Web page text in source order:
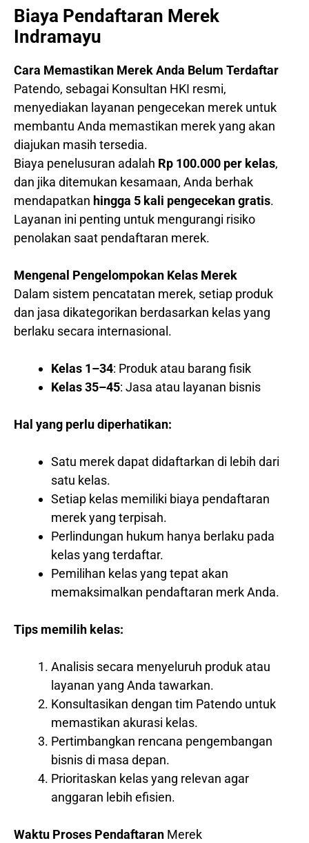
Biaya Pendaftaran Merek
Indramayu
Cara Memastikan Merek Anda Belum Terdaftar
Patendo, sebagai Konsultan HKI resmi,
menyediakan layanan pengecekan merek untuk
membantu Anda memastikan merek yang akan
diajukan masih tersedia.
Biaya penelusuran adalah Rp 100.000 per kelas,
dan jika ditemukan kesamaan, Anda berhak
mendapatkan hingga 5 kali pengecekan gratis.
Layanan ini penting untuk mengurangi risiko
penolakan saat pendaftaran merek.
Mengenal Pengelompokan Kelas Merek
Dalam sistem pencatatan merek, setiap produk
dan jasa dikategorikan berdasarkan kelas yang
berlaku secara internasional.
Kelas 1–34: Produk atau barang fisik
Kelas 35–45: Jasa atau layanan bisnis
Hal yang perlu diperhatikan:
Satu merek dapat didaftarkan di lebih dari
satu kelas.
Setiap kelas memiliki biaya pendaftaran
merek yang terpisah.
Perlindungan hukum hanya berlaku pada
kelas yang terdaftar.
Pemilihan kelas yang tepat akan
memaksimalkan pendaftaran merk Anda.
Tips memilih kelas:
Analisis secara menyeluruh produk atau
layanan yang Anda tawarkan.
Konsultasikan dengan tim Patendo untuk
memastikan akurasi kelas.
Pertimbangkan rencana pengembangan
bisnis di masa depan.
Prioritaskan kelas yang relevan agar
anggaran lebih efisien.
Waktu Proses Pendaftaran Merek